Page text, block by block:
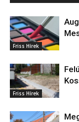
Friss Hírek
Friss Hírek